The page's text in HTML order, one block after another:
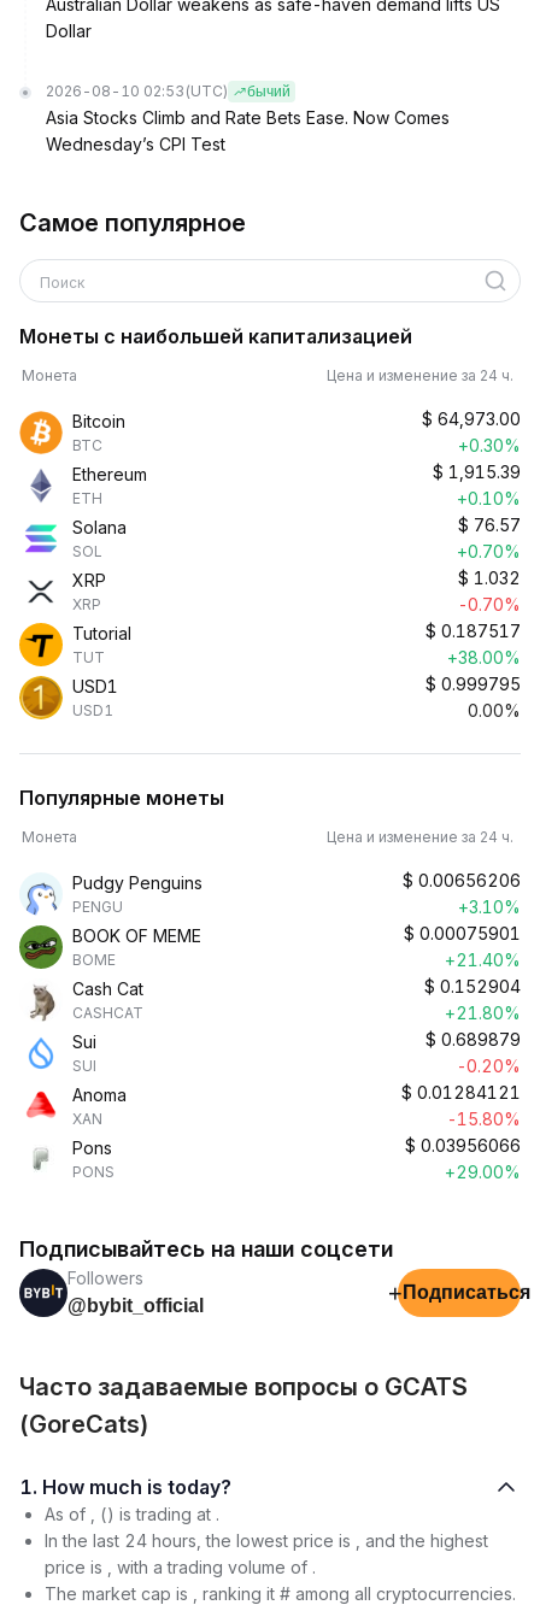
Australian Dollar weakens as safe-haven demand lifts US
Dollar
2026-08-10 02:53 (UTC) бычий
Asia Stocks Climb and Rate Bets Ease. Now Comes
Wednesday’s CPI Test
Самое популярное
Поиск
Монеты с наибольшей капитализацией
Монета Цена и изменение за 24 ч.
Bitcoin
BTC
$ 64,973.00
+0.30%
Ethereum
ETH
$ 1,915.39
+0.10%
Solana
SOL
$ 76.57
+0.70%
XRP
XRP
$ 1.032
-0.70%
Tutorial
TUT
$ 0.187517
+38.00%
USD1
USD1
$ 0.999795
0.00%
Популярные монеты
Монета Цена и изменение за 24 ч.
Pudgy Penguins
PENGU
$ 0.00656206
+3.10%
BOOK OF MEME
BOME
$ 0.00075901
+21.40%
Cash Cat
CASHCAT
$ 0.152904
+21.80%
Sui
SUI
$ 0.689879
-0.20%
Anoma
XAN
$ 0.01284121
-15.80%
Pons
PONS
$ 0.03956066
+29.00%
Подписывайтесь на наши соцсети
Followers
@bybit_official
+ Подписаться
Часто задаваемые вопросы о GCATS
(GoreCats)
1. How much is today?
As of , () is trading at .
In the last 24 hours, the lowest price is , and the highest
price is , with a trading volume of .
The market cap is , ranking it # among all cryptocurrencies.